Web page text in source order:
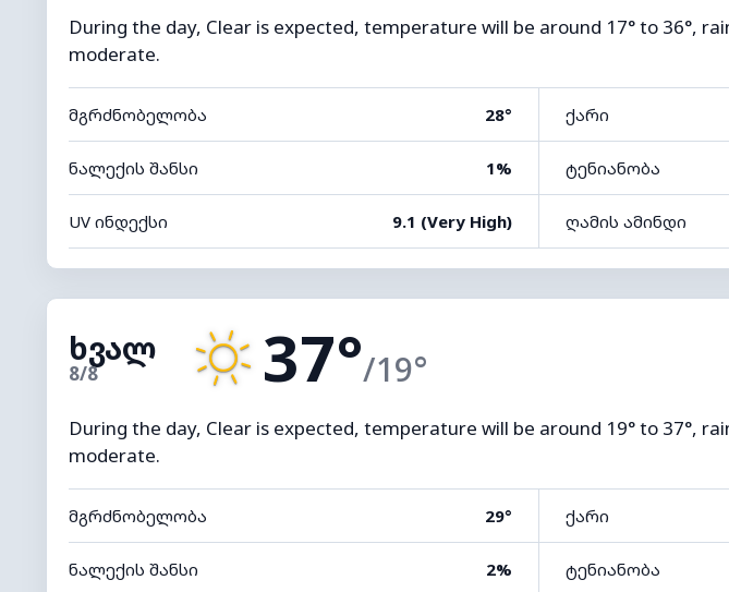
During the day, Clear is expected, temperature will be around 17° to 36°,
moderate.
მგრძნობელობა 28° ქარი
ნალექის შანსი 1% ტენიანობა
UV ინდექსი 9.1 (Very High) ღამის ამინდი
ხვალ
8/8 37°/19°
During the day, Clear is expected, temperature will be around 19° to 37°,
moderate.
მგრძნობელობა 29° ქარი
ნალექის შანსი 2% ტენიანობა